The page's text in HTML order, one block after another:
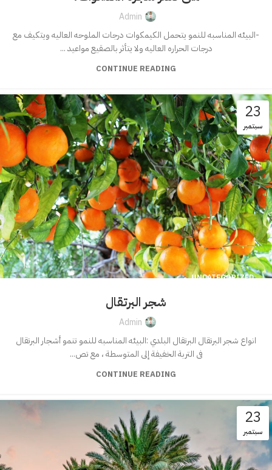
Admin
-البيئه المناسبه للنمو يتحمل الكيمكوات درجات الملوحه العاليه ويتكيف مع
درجات الحراره العاليه ولا يتأثر بالصقيع مواعيد ...
CONTINUE READING
23
سبتمبر
UNCATEGORIZED
شجر البرتقال
Admin
انواع شجر البرتقال البرتقال البلدي :البيئه المناسبه للنمو تنمو أشجار البرتقال
فى التربة الخفيفة إلى المتوسطة ، مع تص...
CONTINUE READING
23
سبتمبر